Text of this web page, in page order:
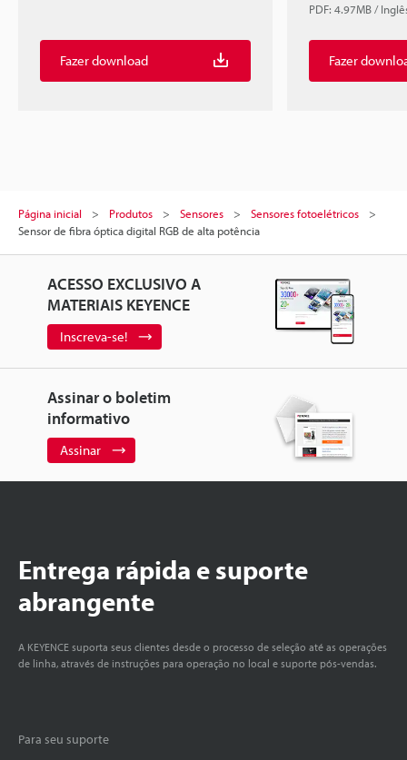
Fazer download
PDF: 4.97MB /
Fazer
Página inicial Produtos Sensores
Sensores fotoelétricos
Sensor de fibra óptica digital RGB de alta potência
ACESSO EXCLUSIVO A
MATERIAIS KEYENCE
Inscreva-se!
Assinar o boletim
informativo
Assinar
Entrega rápida e suporte
abrangente
A KEYENCE suporta seus clientes desde o processo de seleção até as operações
de linha, através de instruções para operação no local e suporte pós-vendas.
Para seu suporte